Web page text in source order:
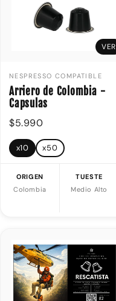
VER
NESPRESSO COMPATIBLE
Arriero de Colombia -
Capsulas
$5.990
x10 x50
ORIGEN
Colombia
TUESTE
Medio Alto